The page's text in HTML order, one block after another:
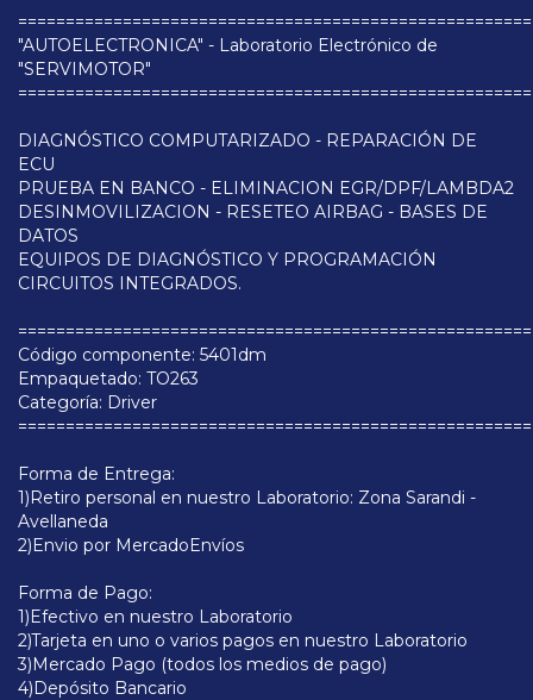
"AUTOELECTRONICA" - Laboratorio Electrónico de
"SERVIMOTOR"
DIAGNÓSTICO COMPUTARIZADO - REPARACIÓN DE
ECU
PRUEBA EN BANCO - ELIMINACION EGR/DPF/LAMBDA2
DESINMOVILIZACION - RESETEO AIRBAG - BASES DE
DATOS
EQUIPOS DE DIAGNÓSTICO Y PROGRAMACIÓN
CIRCUITOS INTEGRADOS.
Código componente: 5401dm
Empaquetado: TO263
Categoría: Driver
Forma de Entrega:
1)Retiro personal en nuestro Laboratorio: Zona Sarandi -
Avellaneda
2)Envio por MercadoEnvíos
Forma de Pago:
1)Efectivo en nuestro Laboratorio
2)Tarjeta en uno o varios pagos en nuestro Laboratorio
3)Mercado Pago (todos los medios de pago)
4)Depósito Bancario